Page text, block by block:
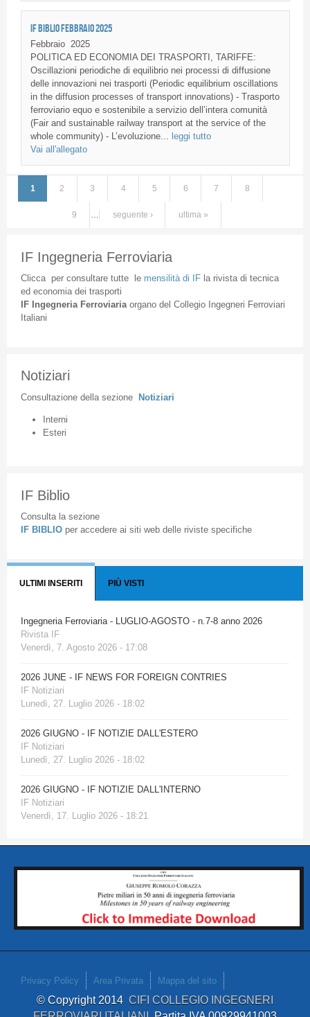
IF BIBLIO FEBBRAIO 2025
Febbraio 2025
POLITICA ED ECONOMIA DEI TRASPORTI, TARIFFE:
Oscillazioni periodiche di equilibrio nei processi di diffusione
delle innovazioni nei trasporti (Periodic equilibrium oscillations
in the diffusion processes of transport innovations) - Trasporto
ferroviario equo e sostenibile a servizio dell’intera comunità
(Fair and sustainable railway transport at the service of the
whole community) - L’evoluzione... leggi tutto
Vai all'allegato
Pagine
1 2 3 4 5 6 7 8
9 … seguente › ultima »
IF Ingegneria Ferroviaria
Cliccaper consultare tuttele mensilità di IFla rivista di tecnica
ed economia dei trasporti
IF Ingegneria Ferroviaria organodel Collegio Ingegneri Ferroviari
Italiani
Notiziari
Consultazione della sezione Notiziari
Interni
Esteri
IF Biblio
Consulta la sezione
IF BIBLIO per accedere ai siti web delle riviste specifiche
ULTIMI INSERITI PIÙ VISTI
Ingegneria Ferroviaria - LUGLIO-AGOSTO - n.7-8 anno 2026
Rivista IF
Venerdì, 7. Agosto 2026 - 17:08
2026 JUNE - IF NEWS FOR FOREIGN CONTRIES
IF Notiziari
Lunedì, 27. Luglio 2026 - 18:02
2026 GIUGNO - IF NOTIZIE DALL'ESTERO
IF Notiziari
Lunedì, 27. Luglio 2026 - 18:02
2026 GIUGNO - IF NOTIZIE DALL'INTERNO
IF Notiziari
Venerdì, 17. Luglio 2026 - 18:21
Privacy Policy Area Privata Mappa del sito
© Copyright 2014 CIFI COLLEGIO INGEGNERI